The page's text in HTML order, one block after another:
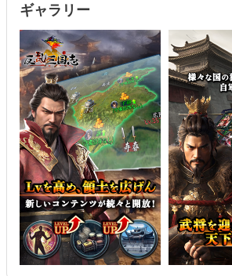
※反乱三国志の魅力とは※
・自国同士のユーザーとチャットしながら、
議ができる
・戦闘に貢献したユーザーはランキングされ
ると豊富な報酬がもらえる
・選挙で国王を決められる。あなたも国王に
内政・采配しだいで戦局が変わるかも？！
・様々な領土に部隊配置をして、攻防戦を楽
※その他多数のコンテンツや機能が盛りだくさ
ギャラリー